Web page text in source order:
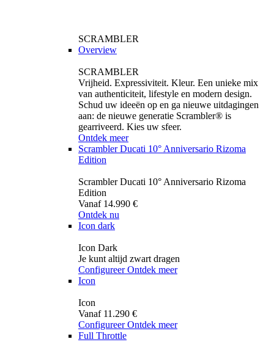
SCRAMBLER
Overview
SCRAMBLER
Vrijheid. Expressiviteit. Kleur. Een unieke mix
van authenticiteit, lifestyle en modern design.
Schud uw ideeën op en ga nieuwe uitdagingen
aan: de nieuwe generatie Scrambler® is
gearriveerd. Kies uw sfeer.
Ontdek meer
Scrambler Ducati 10° Anniversario Rizoma
Edition
Scrambler Ducati 10° Anniversario Rizoma
Edition
Vanaf 14.990 €
Ontdek nu
Icon dark
Icon Dark
Je kunt altijd zwart dragen
Configureer Ontdek meer
Icon
Icon
Vanaf 11.290 €
Configureer Ontdek meer
Full Throttle